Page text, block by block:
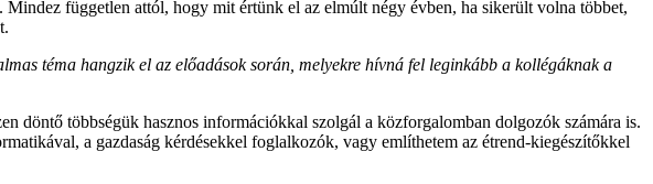
független attól, hogy mit értünk el az elmúlt négy évben, ha sikerült volna többet,
téma hangzik el az előadások során, melyekre hívná fel leginkább a kollégáknak a
döntő többségük hasznos információkkal szolgál a közforgalomban dolgozók számára is.
a gazdaság kérdésekkel foglalkozók, vagy említhetem az étrend-kiegészítőkkel